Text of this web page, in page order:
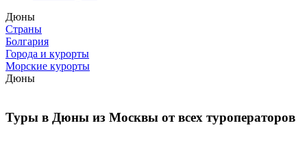
Дюны
Страны
Болгария
Города и курорты
Морские курорты
Дюны
Туры в Дюны из Москвы от всех туроператоров